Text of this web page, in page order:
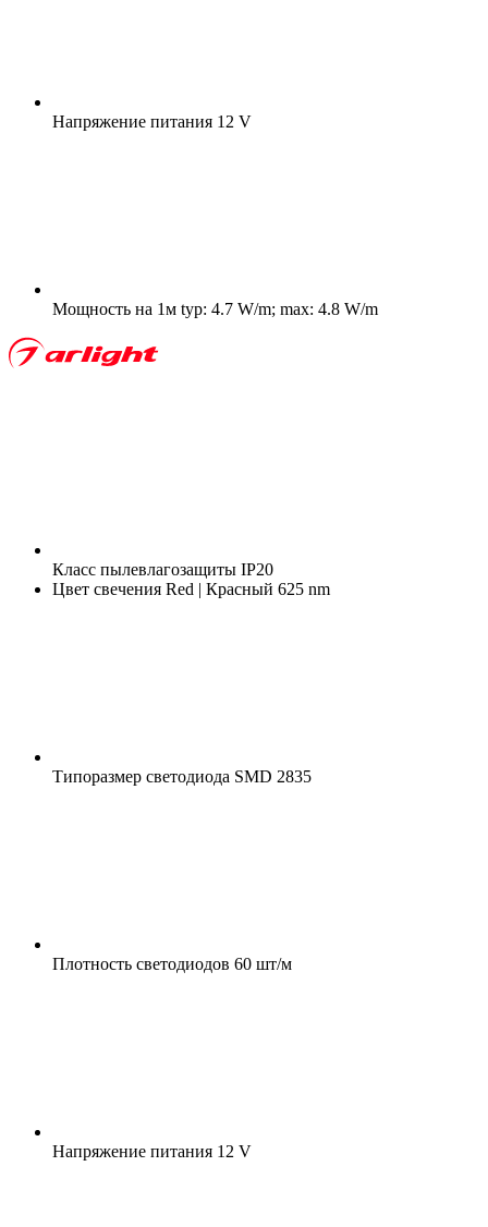
Напряжение питания 12 V
Мощность на 1м typ: 4.7 W/m; max: 4.8 W/m
Класс пылевлагозащиты IP20
Цвет свечения Red | Красный 625 nm
Типоразмер светодиода SMD 2835
Плотность светодиодов 60 шт/м
Напряжение питания 12 V